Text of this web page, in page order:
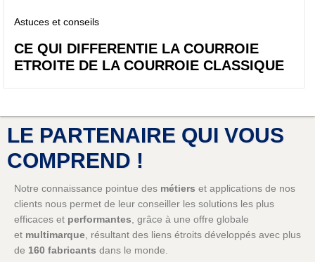
Astuces et conseils
CE QUI DIFFERENTIE LA COURROIE
ETROITE DE LA COURROIE CLASSIQUE
LE PARTENAIRE QUI VOUS
COMPREND !
Notre connaissance pointue des métiers et applications de nos
clients nous permet de leur conseiller les solutions les plus
efficaces et performantes , grâce à une offre globale
et multimarque , résultant des liens étroits développés avec plus
de 160 fabricants dans le monde.